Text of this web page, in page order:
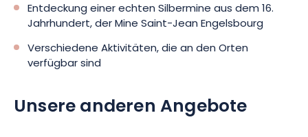
Entdeckung einer echten Silbermine aus dem 16.
Jahrhundert, der Mine Saint-Jean Engelsbourg
Verschiedene Aktivitäten, die an den Orten
verfügbar sind
Unsere anderen Angebote